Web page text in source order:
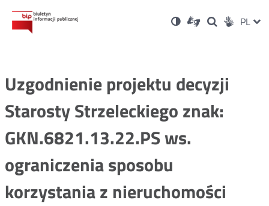
Ustawienia
Wersja
kontrastowa
Dla
niesłyszących
OtwórzOtwórz
w
Otwórz
w
Social PL
Uzgodnienie projektu decyzji
Starosty Strzeleckiego znak:
GKN.6821.13.22.PS ws.
ograniczenia sposobu
korzystania z nieruchomości